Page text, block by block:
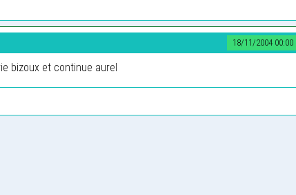
18/11/2004 00:00
bizoux et continue aurel